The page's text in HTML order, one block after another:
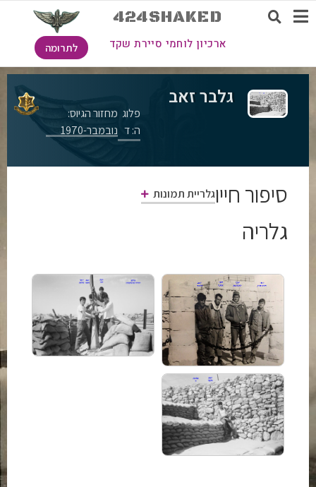
424SHAKED
ארכיון לוחמי סיירת שקד לתרומה
גלבר זאב
פלוג
ה: ד
מחזור הגיוס:
נובמבר-1970
סיפור חייוגלריית תמונות
גלריה